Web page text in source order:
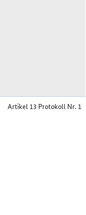
Artikel 13 Protokoll Nr. 1